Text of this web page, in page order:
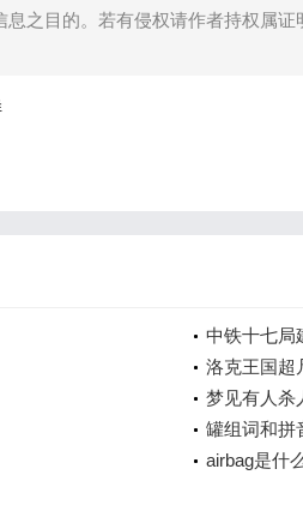
之目的。若有侵权请作者持权属
中铁十七局
洛克王国超
梦见有人杀
罐组词和拼
airbag是什